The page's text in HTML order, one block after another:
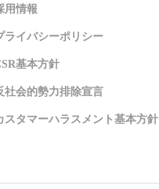
用情報
ライバシーポリシー
基本方針
社会的勢力排除宣言
スタマーハラスメント基本方針